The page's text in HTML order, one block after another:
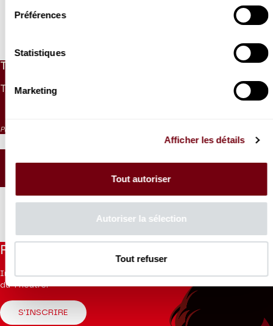
Préférences
Statistiques
Marketing
Afficher les détails
Tout autoriser
Autoriser la sélection
Tout refuser
Lire la suite
TARIFS
TARIF UNIQUE
Placement numéroté
Restez informés
Inscrivez-vous à la newsletter pour recevoir les informations
du Théâtre.
S'INSCRIRE